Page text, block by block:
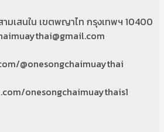
ามเสนใน เขตพญาไท กรุงเทพฯ 10400
@onesongchaimuaythai
onesongchaimuaythais1